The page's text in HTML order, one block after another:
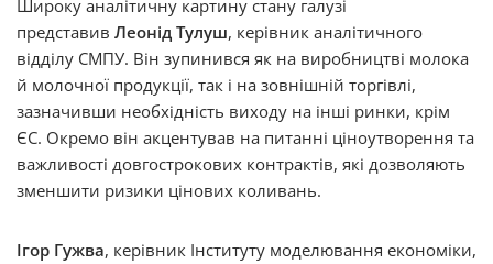
Широку аналітичну картину стану галузі
представив Леонід Тулуш, керівник аналітичного
відділу СМПУ. Він зупинився як на виробництві молока
й молочної продукції, так і на зовнішній торгівлі,
зазначивши необхідність виходу на інші ринки, крім
ЄС. Окремо він акцентував на питанні ціноутворення та
важливості довгострокових контрактів, які дозволяють
зменшити ризики цінових коливань.
Ігор Гужва, керівник Інституту моделювання економіки,